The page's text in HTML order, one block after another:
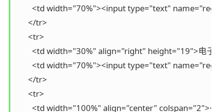
<td width="70%"><input type="text"
      </tr>
      <tr>
<td width="30%" align="right" height="19">电
<td width="70%"><input type="text"
      </tr>
      <tr>
<td width="100%" align="center"